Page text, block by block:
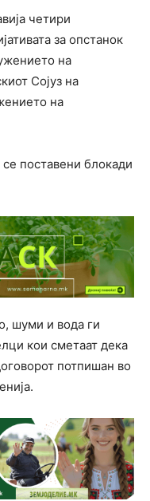
четири
за опстанок
на
Сојуз на
на
поставени блокади
шуми и вода ги
кои сметаат дека
потпишан во